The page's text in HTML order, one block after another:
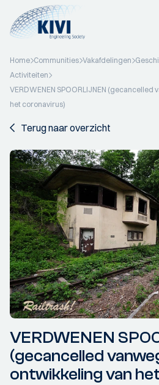
Home Communities Vakafdelingen
Activiteiten
VERDWENEN SPOORLIJNEN
het coronavirus)
Terug naar overzicht
VERDWENEN
(gecancelled
ontwikkeling van